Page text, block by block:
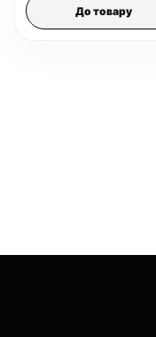
До товару